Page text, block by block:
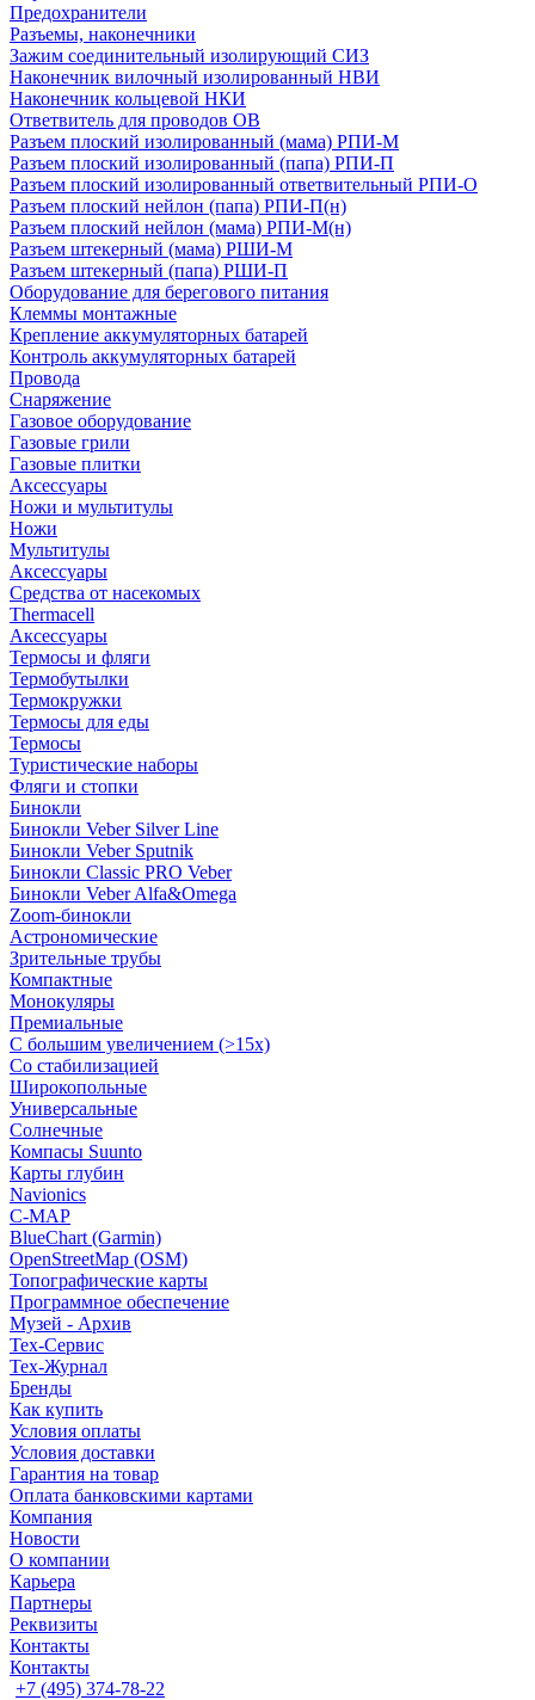
Предохранители
Разъемы, наконечники
Зажим соединительный изолирующий СИЗ
Наконечник вилочный изолированный НВИ
Наконечник кольцевой НКИ
Ответвитель для проводов ОВ
Разъем плоский изолированный (мама) РПИ-М
Разъем плоский изолированный (папа) РПИ-П
Разъем плоский изолированный ответвительный РПИ-О
Разъем плоский нейлон (папа) РПИ-П(н)
Разъем плоский нейлон (мама) РПИ-М(н)
Разъем штекерный (мама) РШИ-М
Разъем штекерный (папа) РШИ-П
Оборудование для берегового питания
Клеммы монтажные
Крепление аккумуляторных батарей
Контроль аккумуляторных батарей
Провода
Снаряжение
Газовое оборудование
Газовые грили
Газовые плитки
Аксессуары
Ножи и мультитулы
Ножи
Мультитулы
Аксессуары
Средства от насекомых
Thermacell
Аксессуары
Термосы и фляги
Термобутылки
Термокружки
Термосы для еды
Термосы
Туристические наборы
Фляги и стопки
Бинокли
Бинокли Veber Silver Line
Бинокли Veber Sputnik
Бинокли Classic PRO Veber
Бинокли Veber Alfa&Omega
Zoom-бинокли
Астрономические
Зрительные трубы
Компактные
Монокуляры
Премиальные
С большим увеличением (>15x)
Со стабилизацией
Широкопольные
Универсальные
Солнечные
Компасы Suunto
Карты глубин
Navionics
C-MAP
BlueChart (Garmin)
OpenStreetMap (OSM)
Топографические карты
Программное обеспечение
Музей - Архив
Tex-Сервис
Тех-Журнал
Бренды
Как купить
Условия оплаты
Условия доставки
Гарантия на товар
Оплата банковскими картами
Компания
Новости
О компании
Карьера
Партнеры
Реквизиты
Контакты
Контакты
+7 (495) 374-78-22